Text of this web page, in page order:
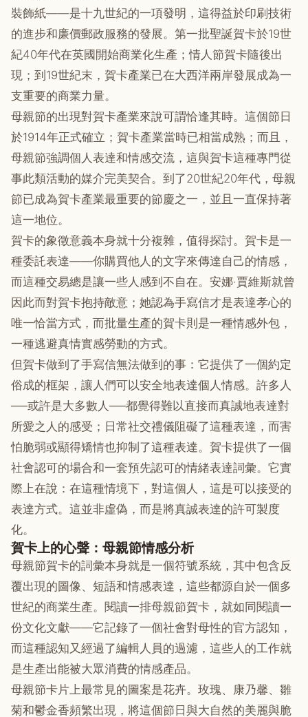
裝飾紙——是十九世紀的一項發明，這得益於印刷技術
的進步和廉價郵政服務的發展。第一批聖誕賀卡於19世
紀40年代在英國開始商業化生產；情人節賀卡隨後出
現；到19世紀末，賀卡產業已在大西洋兩岸發展成為一
支重要的商業力量。
母親節的出現對賀卡產業來說可謂恰逢其時。這個節日
於1914年正式確立；賀卡產業當時已相當成熟；而且，
母親節強調個人表達和情感交流，這與賀卡這種專門從
事此類活動的媒介完美契合。到了20世紀20年代，母親
節已成為賀卡產業最重要的節慶之一，並且一直保持著
這一地位。
賀卡的象徵意義本身就十分複雜，值得探討。賀卡是一
種委託表達——你購買他人的文字來傳達自己的情感，
而這種交易總是讓一些人感到不自在。安娜·賈維斯就曾
因此而對賀卡抱持敵意；她認為手寫信才是表達孝心的
唯一恰當方式，而批量生產的賀卡則是一種情感外包，
一種逃避真情實感勞動的方式。
但賀卡做到了手寫信無法做到的事：它提供了一個約定
俗成的框架，讓人們可以安全地表達個人情感。許多人
──或許是大多數人──都覺得難以直接而真誠地表達對
所愛之人的感受；日常社交禮儀阻礙了這種表達，而害
怕脆弱或顯得矯情也抑制了這種表達。賀卡提供了一個
社會認可的場合和一套預先認可的情緒表達詞彙。它實
際上在說：在這種情境下，對這個人，這是可以接受的
表達方式。這並非虛偽，而是將真誠表達的許可製度
化。
賀卡上的心聲：母親節情感分析
母親節賀卡的詞彙本身就是一個符號系統，其中包含反
覆出現的圖像、短語和情感表達，這些都源自於一個多
世紀的商業生產。閱讀一排母親節賀卡，就如同閱讀一
份文化文獻——它記錄了一個社會對母性的官方認知，
而這種認知又經過了編輯人員的過濾，這些人的工作就
是生產出能被大眾消費的情感產品。
母親節卡片上最常見的圖案是花卉。玫瑰、康乃馨、雛
菊和鬱金香頻繁出現，將這個節日與大自然的美麗與脆